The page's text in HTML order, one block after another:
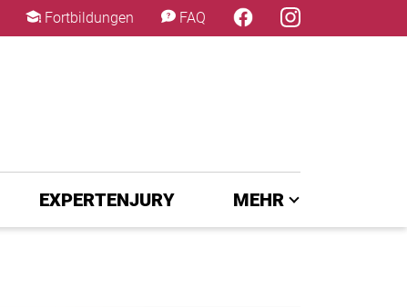
Fortbildungen FAQ
EXPERTENJURY MEHR
×